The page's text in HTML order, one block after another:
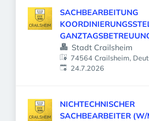
SACHBEARBEITUNG
(M/W/D) Stadt Crailsheim
74564 Crailsheim,
Veröffentlicht:
24.7.2026
NICHTECHNISCHER
SACHBEARBEITER (W/